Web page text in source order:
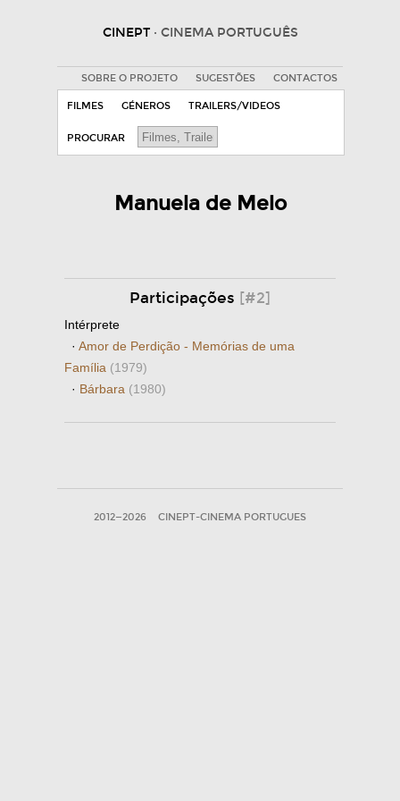
CINEPT · CINEMA PORTUGUÊS
SOBRE O PROJETO SUGESTÕES CONTACTOS
FILMES GÉNEROS TRAILERS/VIDEOS
PROCURAR
Manuela de Melo
Participações [#2]
Intérprete
· Amor de Perdição - Memórias de uma
Família (1979)
· Bárbara (1980)
2012—2026 CINEPT-CINEMA PORTUGUES